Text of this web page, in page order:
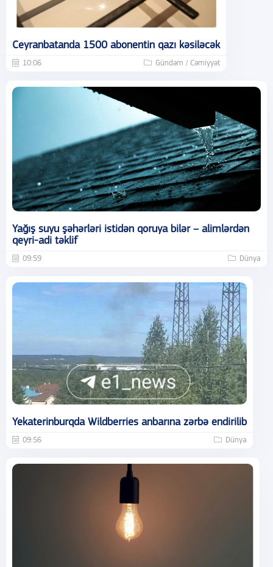
Ceyranbatanda 1500 abonentin qazı kəsiləcək
10:06 Gündəm / Cəmiyyət
Yağış suyu şəhərləri istidən qoruya bilər – alimlərdən
qeyri-adi təklif
09:59 Dünya
Yekaterinburqda Wildberries anbarına zərbə endirilib
09:56 Dünya